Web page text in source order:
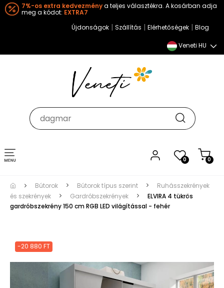
7%-os extra kedvezménya teljes választékra. A kosárban adja
meg a kódot: EXTRA7
Újdonságok | Szállítás | Elérhetőségek | Blog
Veneti HU
0 0
Toggle
navigation
Bútorok Bútorok típus szerint
Ruhásszekrények
és szekrények
Gardróbszekrények
ELVIRA 4 tükrös
gardróbszekrény 150 cm RGB LED világítással - fehér
-20 880 FT